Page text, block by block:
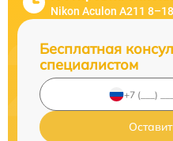
Nikon Aculon A211
Бесплатная
специалистом